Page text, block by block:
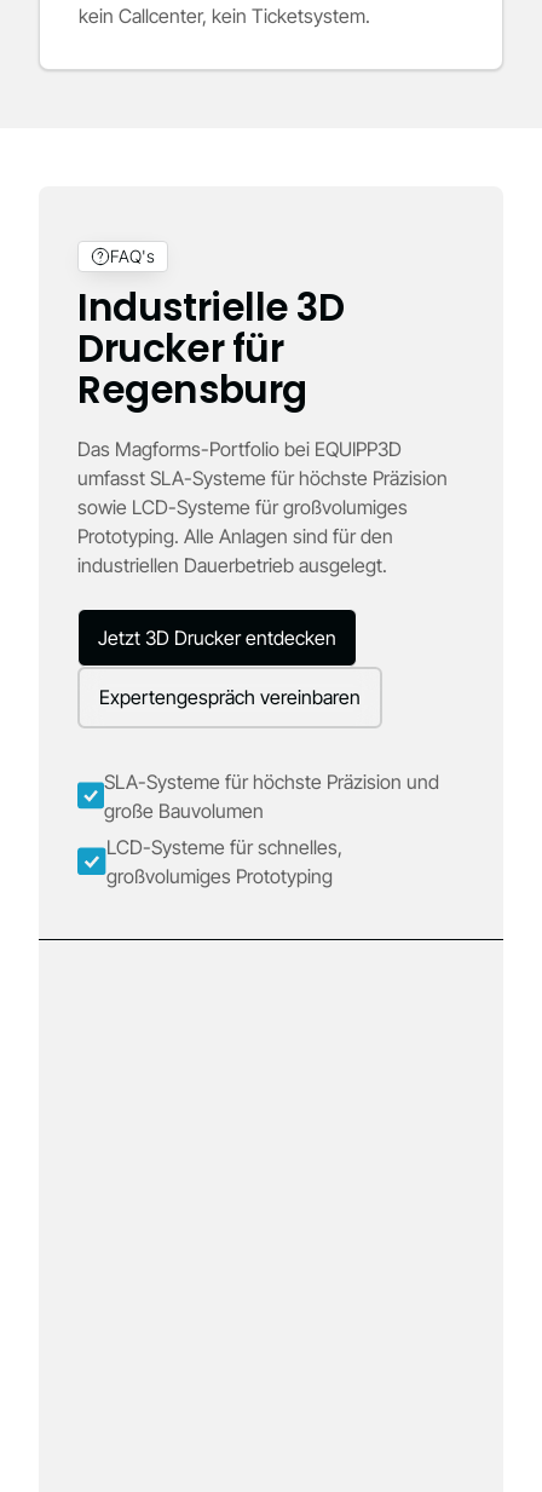
kein Callcenter, kein Ticketsystem.
FAQ's
Industrielle 3D
Drucker für
Regensburg
Das Magforms-Portfolio bei EQUIPP3D
umfasst SLA-Systeme für höchste Präzision
sowie LCD-Systeme für großvolumiges
Prototyping. Alle Anlagen sind für den
industriellen Dauerbetrieb ausgelegt.
Jetzt 3D Drucker entdecken
Expertengespräch vereinbaren
SLA-Systeme für höchste Präzision und
große Bauvolumen
LCD-Systeme für schnelles,
großvolumiges Prototyping